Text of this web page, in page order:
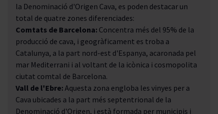
la Denominació d'Origen Cava, es poden destacar un
total de quatre zones diferenciades:
Comtats de Barcelona: Concentra més del 95% de la
producció de cava, i geogràficament es troba a
Catalunya, a la part nord-est d'Espanya, acaronada pel
mar Mediterrani i al voltant de la icònica i cosmopolita
ciutat comtal de Barcelona.
Vall de l'Ebre: Aquesta zona engloba les vinyes per a
Cava ubicades a la part més septentrional de la
Denominació d'Origen, i està formada per municipis i